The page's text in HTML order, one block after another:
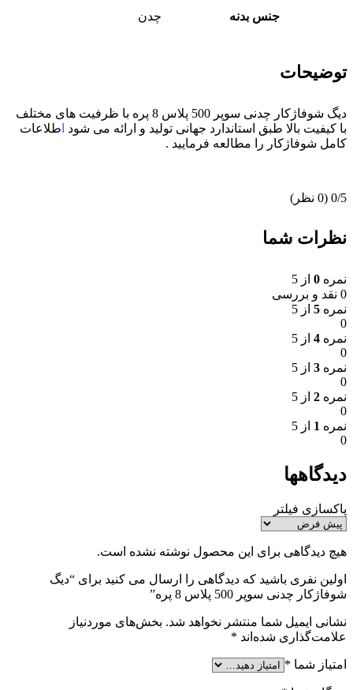
جنس بدنه چدن
توضیحات
دیگ شوفاژکار چدنی سوپر 500 پلاس 8 پره با ظرفیت های مختلف
با کیفیت بالا طبق استاندارد جهانی تولید و ارائه می شود طلاعات
کامل شوفاژکار را مطالعه فرمایید .
‫0/5 ‫(0 نظر)
نظرات شما
نمره 0 از 5
0 نقد و بررسی
نمره 5 از 5
0
نمره 4 از 5
0
نمره 3 از 5
0
نمره 2 از 5
0
نمره 1 از 5
0
دیدگاهها
پاکسازی فیلتر
هیچ دیدگاهی برای این محصول نوشته نشده است.
اولین نفری باشید که دیدگاهی را ارسال می کنید برای “دیگ
شوفاژکار چدنی سوپر 500 پلاس 8 پره”
نشانی ایمیل شما منتشر نخواهد شد. بخش‌های موردنیاز
علامت‌گذاری شده‌اند *
امتیاز شما *